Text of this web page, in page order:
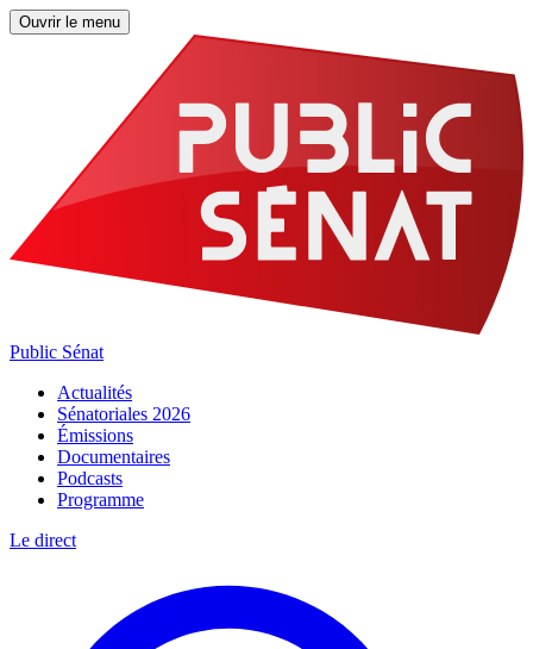
Ouvrir le menu
Public Sénat
Actualités
Sénatoriales 2026
Émissions
Documentaires
Podcasts
Programme
Le direct